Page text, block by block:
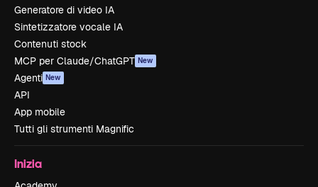
Generatore di video IA
Sintetizzatore vocale IA
Contenuti stock
MCP per Claude/ChatGPT New
Agenti New
API
App mobile
Tutti gli strumenti Magnific
Inizia